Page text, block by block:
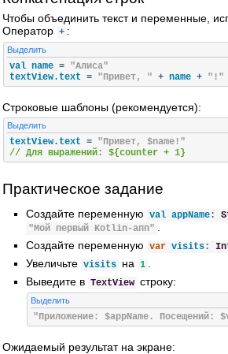
Чтобы объединить текст и переменные,
Оператор + :
Выделить
val name = "Алиса"
textView. text = "Привет, " + name + "!"
Строковые шаблоны (рекомендуется):
Выделить
textView. text = "Привет, $name!"
// Для выражений: ${counter + 1}
Практическое задание
Создайте переменную val appName:
"Мой первый Kotlin-апп"
Создайте переменную var visits:
Увеличьте visits на 1
Выведите в TextView строку:
Выделить
"Приложение: $appName. Посещений:
Ожидаемый результат на экране: